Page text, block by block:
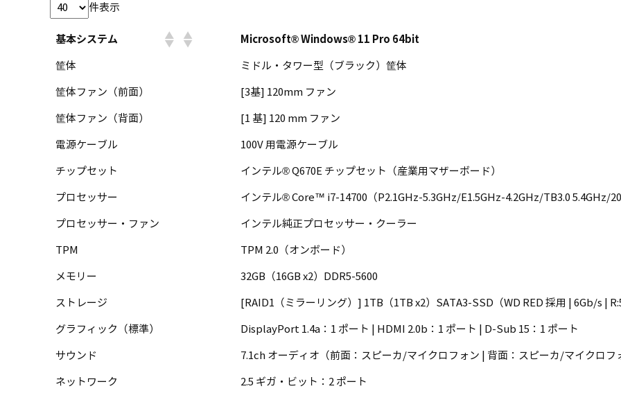
件表示
基本システム Microsoft® Windows® 11 Pro 64bit
筐体 ミドル・タワー型（ブラック）筐体
筐体ファン（前面） [3基] 120mm ファン
筐体ファン（背面） [1 基] 120 mm ファン
電源ケーブル 100V 用電源ケーブル
チップセット インテル® Q670E チップセット（産業用マザーボード）
プロセッサー インテル® Core™ i7-14700（P2.1GHz-5.3GHz/E1.5GHz-4.2GHz/TB3.0 5.4GHz/
プロセッサー・ファン インテル純正プロセッサー・クーラー
TPM TPM 2.0（オンボード）
メモリー 32GB（16GB x2）DDR5-5600
ストレージ [RAID1（ミラーリング）] 1TB（1TB x2）SATA3-SSD（WD RED 採用 | 6Gb/s |
グラフィック（標準） DisplayPort 1.4a：1 ポート | HDMI 2.0b：1 ポート | D-Sub 15：1 ポート
サウンド 7.1ch オーディオ（前面：スピーカ/マイクロフォン | 背面：スピーカ/マイクロフ
ネットワーク 2.5 ギガ・ビット：2 ポート